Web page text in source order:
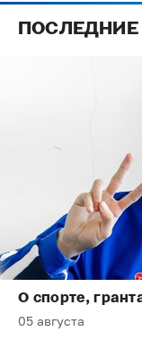
О спорте,
05 августа